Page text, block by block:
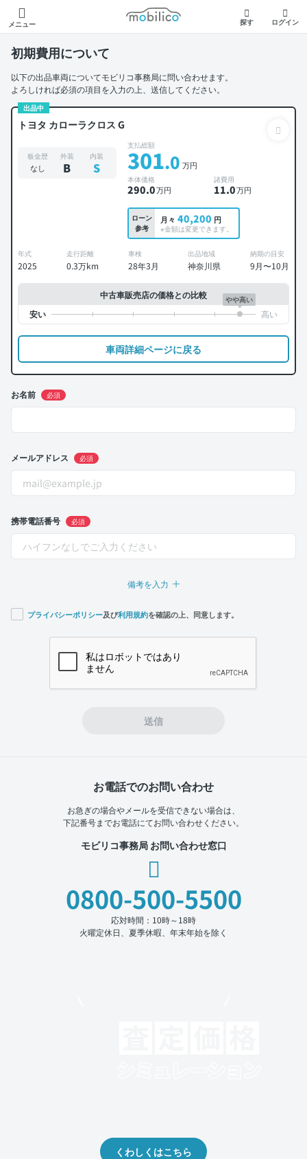
メニュー
モビリコ
探す ログイン
初期費用について
以下の出品車両についてモビリコ事務局に問い合わせます。
よろしければ必須の項目を入力の上、送信してください。
出品中
トヨタ カローラクロス G
板金歴
なし
外装
B
内装
S
支払総額
301.0 万円
本体価格
290.0万円
諸費用
11.0万円
ローン
参考
月々 40,200 円
※金額は変更できます。
年式
2025
走行距離
0.3万km
車検
28年3月
出品地域
神奈川県
納期の目安
9月〜10月
中古車販売店の価格との比較 やや高い
車両詳細ページに戻る
お名前 必須
メールアドレス 必須
携帯電話番号 必須
備考を入力
プライバシーポリシー及び利用規約を確認の上、同意します。
送信
お電話でのお問い合わせ
お急ぎの場合やメールを受信できない場合は、
下記番号までお電話にてお問い合わせください。
モビリコ事務局 お問い合わせ窓口
0800-500-5500
応対時間：10時～18時
火曜定休日、夏季休暇、年末年始を除く
くわしくはこちら